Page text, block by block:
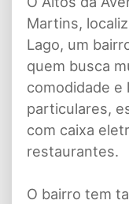
Martins,
Lago, um
quem busca
comodidade e
particulares,
com caixa
restaurantes.
O bairro tem